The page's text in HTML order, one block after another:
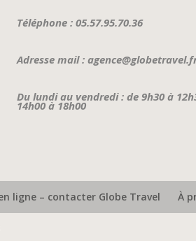
Téléphone : 05.57.95.70.36
Adresse mail :
Du lundi au vendredi : de 9h30 à
14h00 à 18h00
ligne – contacter Globe Travel À